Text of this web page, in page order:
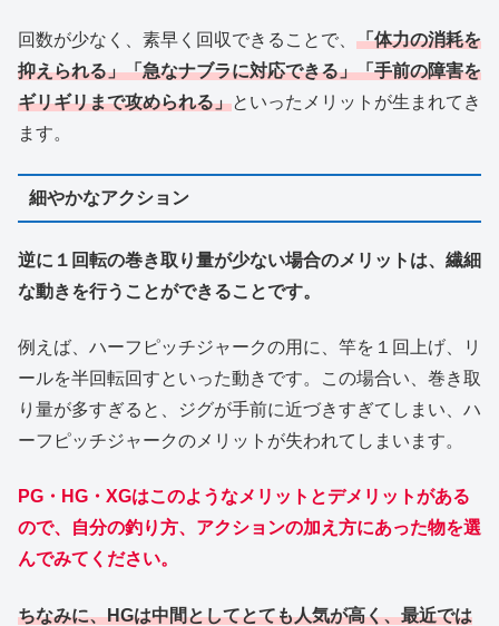
回数が少なく、素早く回収できることで、 「体力の消耗を
抑えられる」「急なナブラに対応できる」「手前の障害を
ギリギリまで攻められる」といったメリットが生まれてき
ます。
細やかなアクション
逆に１回転の巻き取り量が少ない場合のメリットは、繊細
な動きを行うことができることです。
例えば、ハーフピッチジャークの用に、竿を１回上げ、リ
ールを半回転回すといった動きです。この場合い、巻き取
り量が多すぎると、ジグが手前に近づきすぎてしまい、ハ
ーフピッチジャークのメリットが失われてしまいます。
PG・HG・XGはこのようなメリットとデメリットがある
ので、自分の釣り方、アクションの加え方にあった物を選
んでみてください。
ちなみに、HGは中間としてとても人気が高く、最近では